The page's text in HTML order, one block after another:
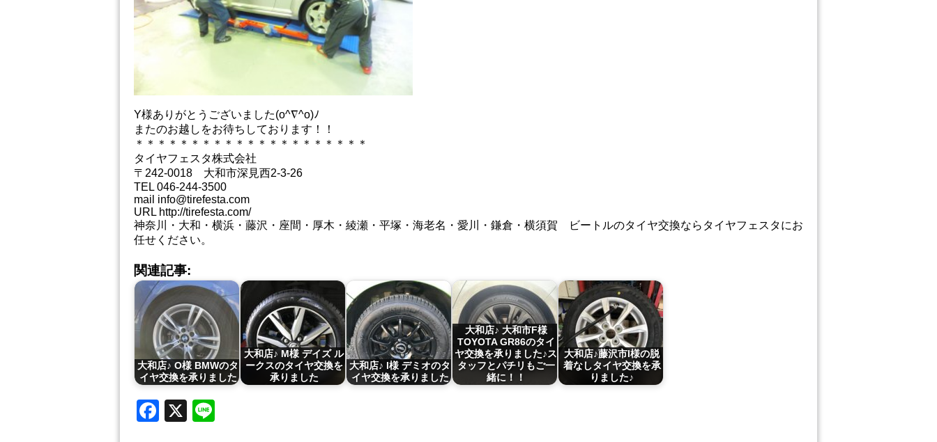
Y様ありがとうございました(o^∇^o)ﾉ
またのお越しをお待ちしております！！
＊＊＊＊＊＊＊＊＊＊＊＊＊＊＊＊＊＊＊＊＊
タイヤフェスタ株式会社
〒242-0018 大和市深見西2-3-26
TEL 046-244-3500
mail info@tirefesta.com
URL http://tirefesta.com/
神奈川・大和・横浜・藤沢・座間・厚木・綾瀬・平塚・海老名・愛川・鎌倉・横須賀 ビートルのタイヤ交換ならタイヤフェスタにお
任せください。
関連記事:
大和店♪ O様 BMWのタ
イヤ交換を承りました
大和店♪ M様 デイズ ル
ークスのタイヤ交換を
承りました
大和店♪ I様 デミオのタ
イヤ交換を承りました
大和店♪ 大和市F様
TOYOTA GR86のタイ
ヤ交換を承りました♪ス
タッフとパチリもご一
緒に！！
大和店♪藤沢市I様の脱
着なしタイヤ交換を承
りました♪
Facebook
X